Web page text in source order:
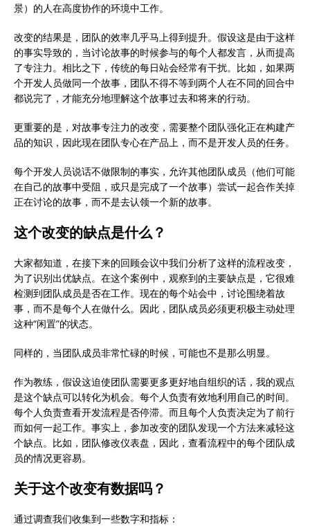
景）的人在高度协作的环境中工作。
改变的结果是，团队的效率几乎马上得到提升。假设这是由于这样
的事实导致的，当讨论故事的时候参与的每个人都发言，从而提高
了专注力。相比之下，传统的每日站会经常有干扰。比如，如果两
个开发人员做同一个故事，团队不得不等到两个人在不同的回合中
都说完了，才能充分地理解这个故事过去和将来的行动。
更重要的是，对故事专注力的改变，需要整个团队强化正在构建产
品的知识，因此现在团队专心在产品上，而不是开发人员的任务。
每个开发人员说话不做限制的事实，允许其他团队成员（他们可能
在自己的故事中受阻，或只是完成了一个故事）尝试一起合作关掉
正在讨论的故事，而不是去认领一个新的故事。
这个改变的缺点是什么？
大家都知道，在接下来的回顾会议中我们分析了这样的流程改变，
为了识别出优缺点。在这个案例中，观察到的主要缺点是，它很难
检测到团队成员是否在工作。现在的每个站会中，讨论围绕着故
事，而不是每个人在做什么。因此，团队成员必须更积极主动处理
这种“闲置”的状态。
同样的，当团队成员非常忙碌的时候，可能也不是那么明显。
作为教练，假设这迫使团队需要更多更好地自组织的话，我的观点
是这个缺点可以转化为机会。每个人负责有效地利用自己的时间。
每个人负责查看开发流程是否停滞。而且每个人负责决定为了前行
而如何一起工作。事实上，参加改变的团队发现一个方法来减轻这
个缺点。比如，团队修改仪表盘，因此，查看流程中的每个团队成
员的情况更容易。
关于这个改变有数据吗？
通过调查我们收集到一些数字和指标：